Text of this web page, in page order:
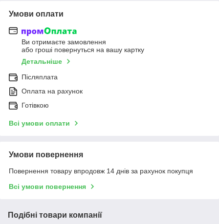
Умови оплати
Ви отримаєте замовлення
або гроші повернуться на вашу картку
Детальніше
Післяплата
Оплата на рахунок
Готівкою
Всі умови оплати
Умови повернення
Повернення товару впродовж 14 днів за рахунок покупця
Всі умови повернення
Подібні товари компанії